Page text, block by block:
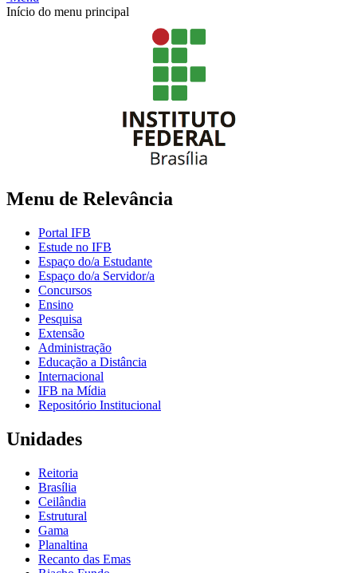
Início do menu principal
Menu de Relevância
Portal IFB
Estude no IFB
Espaço do/a Estudante
Espaço do/a Servidor/a
Concursos
Ensino
Pesquisa
Extensão
Administração
Educação a Distância
Internacional
IFB na Mídia
Repositório Institucional
Unidades
Reitoria
Brasília
Ceilândia
Estrutural
Gama
Planaltina
Recanto das Emas